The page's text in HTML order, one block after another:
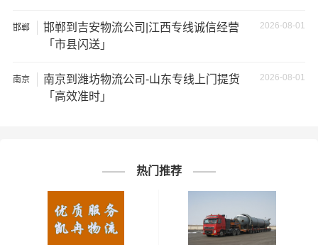
求做出不懈的努力，您的满意就是我们前进的动力!
# 邯郸专线
# 邯郸货运
# 邯郸物流
# 物流专线
# 物流公司
邯郸 2026-08-01
邯郸到吉安物流公司|江西专线诚信经营
「市县闪送」
南京 2026-08-01
南京到潍坊物流公司-山东专线上门提货
「高效准时」
热门推荐